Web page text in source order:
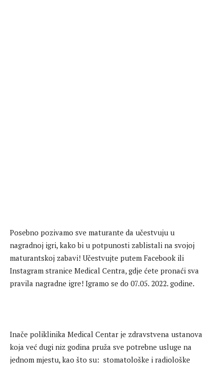
Posebno pozivamo sve maturante da učestvuju u
nagradnoj igri, kako bi u potpunosti zablistali na svojoj
maturantskoj zabavi! Učestvujte putem Facebook ili
Instagram stranice Medical Centra, gdje ćete pronaći sva
pravila nagradne igre! Igramo se do 07.05. 2022. godine.
Inače poliklinika Medical Centar je zdravstvena ustanova
koja već dugi niz godina pruža sve potrebne usluge na
jednom mjestu, kao što su: stomatološke i radiološke